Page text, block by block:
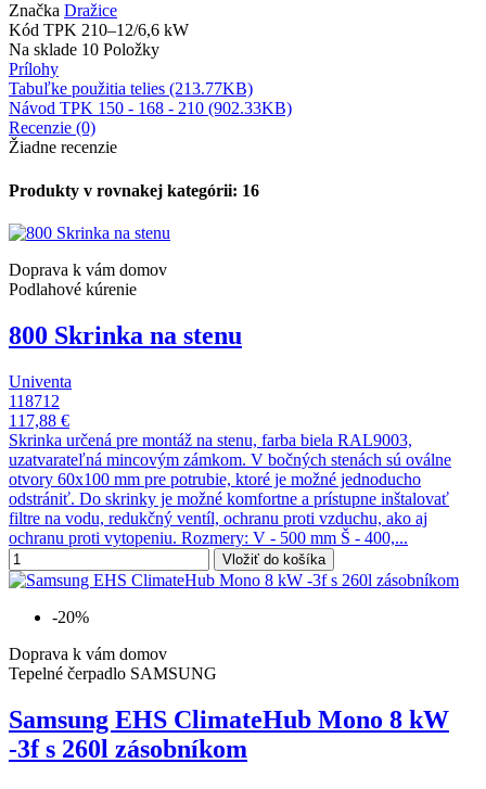
Značka Dražice
Kód TPK 210–12/6,6 kW
Na sklade 10 Položky
Prílohy
Tabuľke použitia telies (213.77KB)
Návod TPK 150 - 168 - 210 (902.33KB)
Recenzie (0)
Žiadne recenzie
Produkty v rovnakej kategórii: 16
Doprava k vám domov
Podlahové kúrenie
800 Skrinka na stenu
Univenta
118712
117,88 €
Skrinka určená pre montáž na stenu, farba biela RAL9003,
uzatvarateľná mincovým zámkom. V bočných stenách sú oválne
otvory 60x100 mm pre potrubie, ktoré je možné jednoducho
odstrániť. Do skrinky je možné komfortne a prístupne inštalovať
filtre na vodu, redukčný ventíl, ochranu proti vzduchu, ako aj
ochranu proti vytopeniu. Rozmery: V - 500 mm Š - 400,...
Vložiť do košíka
-20%
Doprava k vám domov
Tepelné čerpadlo SAMSUNG
Samsung EHS ClimateHub Mono 8 kW
-3f s 260l zásobníkom